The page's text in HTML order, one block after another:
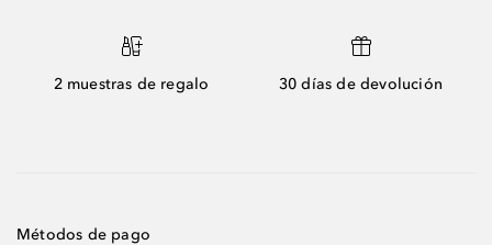
2 muestras de regalo 30 días de devolución
Métodos de pago